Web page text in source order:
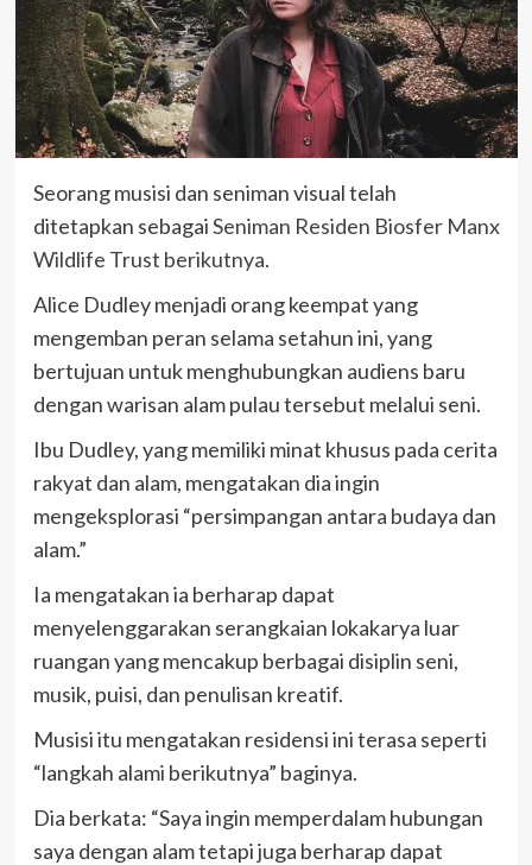
Seorang musisi dan seniman visual telah
ditetapkan sebagaiSeniman Residen Biosfer Manx
Wildlife Trust berikutnya.
Alice Dudley menjadi orang keempat yang
mengemban peran selama setahun ini, yang
bertujuan untuk menghubungkan audiens baru
dengan warisan alam pulau tersebut melalui seni.
Ibu Dudley, yang memiliki minat khusus pada cerita
rakyat dan alam, mengatakan dia ingin
mengeksplorasi “persimpangan antara budaya dan
alam.”
Ia mengatakan ia berharap dapat
menyelenggarakan serangkaian lokakarya luar
ruangan yang mencakup berbagai disiplin seni,
musik, puisi, dan penulisan kreatif.
Musisi itu mengatakan residensi ini terasa seperti
“langkah alami berikutnya” baginya.
Dia berkata: “Saya ingin memperdalam hubungan
saya dengan alam tetapi juga berharap dapat